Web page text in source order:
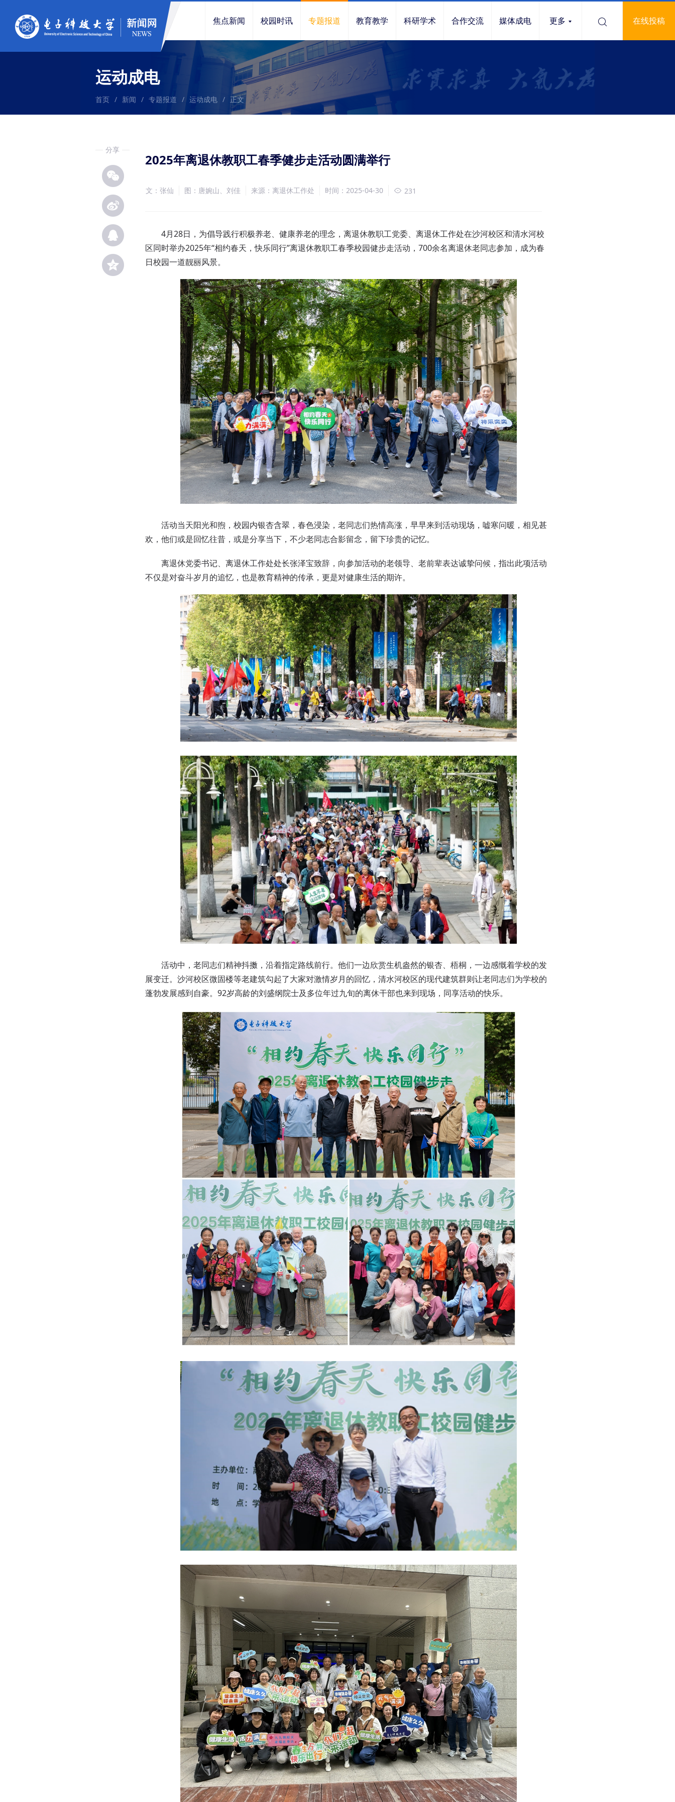
焦点新闻 校园时讯 专题报道 教育教学 科研学术 合作交流 媒体成电 更多 在线投稿
运动成电
首页 / 新闻 / 专题报道 / 运动成电 / 正文
分享
2025年离退休教职工春季健步走活动圆满举行
文：张仙 图：唐婉山、刘佳 来源：离退休工作处 时间：2025-04-30 231
4月28日，为倡导践行积极养老、健康养老的理念，离退休教职工党委、离退休工作处在沙河校区和清水河校
区同时举办2025年“相约春天，快乐同行”离退休教职工春季校园健步走活动，700余名离退休老同志参加，成为春
日校园一道靓丽风景。
活动当天阳光和煦，校园内银杏含翠，春色浸染，老同志们热情高涨，早早来到活动现场，嘘寒问暖，相见甚
欢，他们或是回忆往昔，或是分享当下，不少老同志合影留念，留下珍贵的记忆。
离退休党委书记、离退休工作处处长张泽宝致辞，向参加活动的老领导、老前辈表达诚挚问候，指出此项活动
不仅是对奋斗岁月的追忆，也是教育精神的传承，更是对健康生活的期许。
活动中，老同志们精神抖擞，沿着指定路线前行。他们一边欣赏生机盎然的银杏、梧桐，一边感慨着学校的发
展变迁。沙河校区微固楼等老建筑勾起了大家对激情岁月的回忆，清水河校区的现代建筑群则让老同志们为学校的
蓬勃发展感到自豪。92岁高龄的刘盛纲院士及多位年过九旬的离休干部也来到现场，同享活动的快乐。